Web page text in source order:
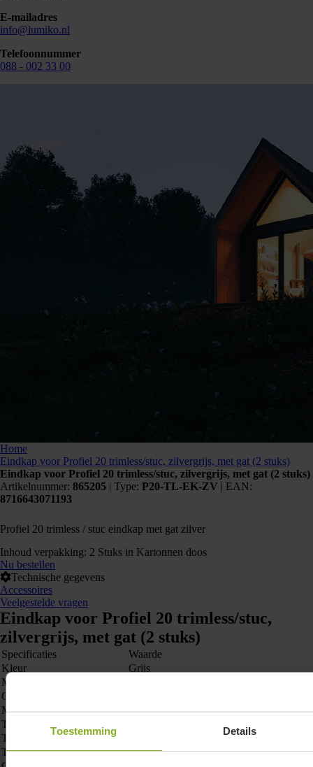
Toestemming Details
E-mailadres
info@lumiko.nl
Telefoonnummer
088 - 002 33 00
Home
Eindkap voor Profiel 20 trimless/stuc, zilvergrijs, met gat (2 stuks)
Eindkap voor Profiel 20 trimless/stuc, zilvergrijs, met gat (2 stuks)
Artikelnummer: 865205 | Type: P20-TL-EK-ZV | EAN:
8716643071193
Profiel 20 trimless / stuc eindkap met gat zilver
Inhoud verpakking: 2 Stuks in Kartonnen doos
Nu bestellen
Technische gegevens
Accessoires
Veelgestelde vragen
Eindkap voor Profiel 20 trimless/stuc,
zilvergrijs, met gat (2 stuks)
Specificaties
Waarde
Kleur
Grijs
Materiaal
Onderdeel van serie
Montage
Stucwerk
Type connector
Type toebehoren/onderdelen
Toebehoren
Kunnen we je ergens mee helpen?
Neem dan contact op +31 88 002 33
00 of info@lumiko.nl